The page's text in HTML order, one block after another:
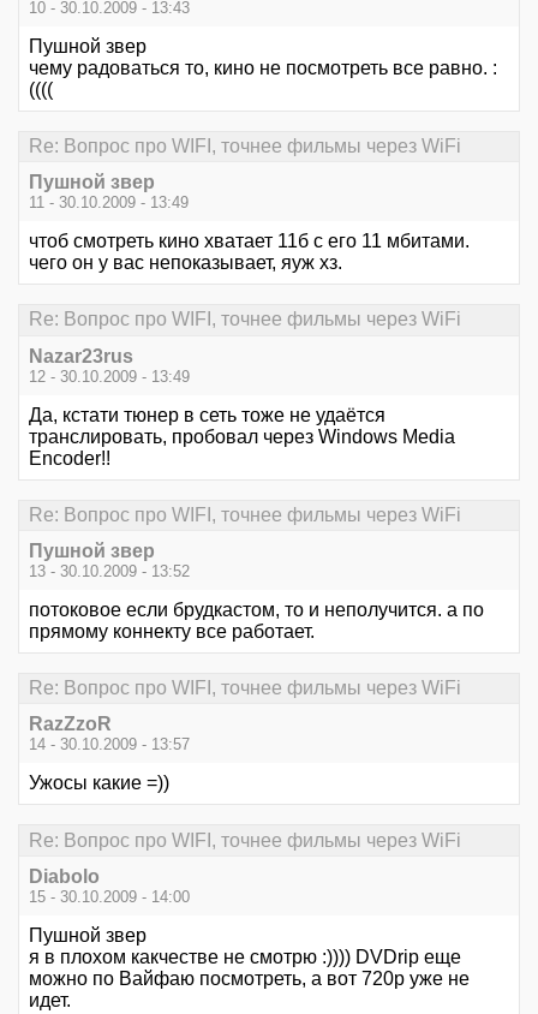
10 - 30.10.2009 - 13:43
Пушной звер
чему радоваться то, кино не посмотреть все равно. :
((((
Re: Вопрос про WIFI, точнее фильмы через WiFi
Пушной звер
11 - 30.10.2009 - 13:49
чтоб смотреть кино хватает 11б с его 11 мбитами.
чего он у вас непоказывает, яуж хз.
Re: Вопрос про WIFI, точнее фильмы через WiFi
Nazar23rus
12 - 30.10.2009 - 13:49
Да, кстати тюнер в сеть тоже не удаётся
транслировать, пробовал через Windows Media
Encoder!!
Re: Вопрос про WIFI, точнее фильмы через WiFi
Пушной звер
13 - 30.10.2009 - 13:52
потоковое если брудкастом, то и неполучится. а по
прямому коннекту все работает.
Re: Вопрос про WIFI, точнее фильмы через WiFi
RazZzoR
14 - 30.10.2009 - 13:57
Ужосы какие =))
Re: Вопрос про WIFI, точнее фильмы через WiFi
Diabolo
15 - 30.10.2009 - 14:00
Пушной звер
я в плохом какчестве не смотрю :)))) DVDrip еще
можно по Вайфаю посмотреть, а вот 720p уже не
идет.